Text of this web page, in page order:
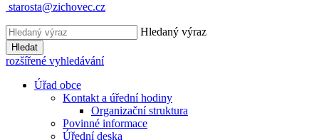
starosta@zichovec.cz
Hledaný výraz
Hledat
rozšířené vyhledávání
Úřad obce
Kontakt a úřední hodiny
Organizační struktura
Povinné informace
Úřední deska